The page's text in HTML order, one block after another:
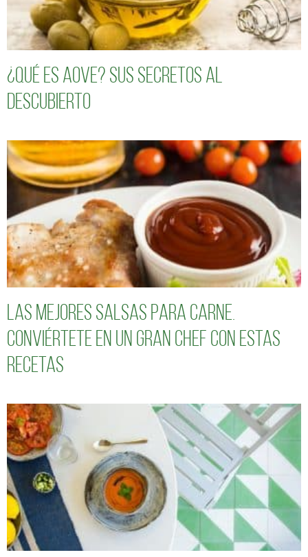
¿Qué es AOVE? Sus secretos al
descubierto
Las mejores salsas para carne.
Conviértete en un gran chef con estas
recetas